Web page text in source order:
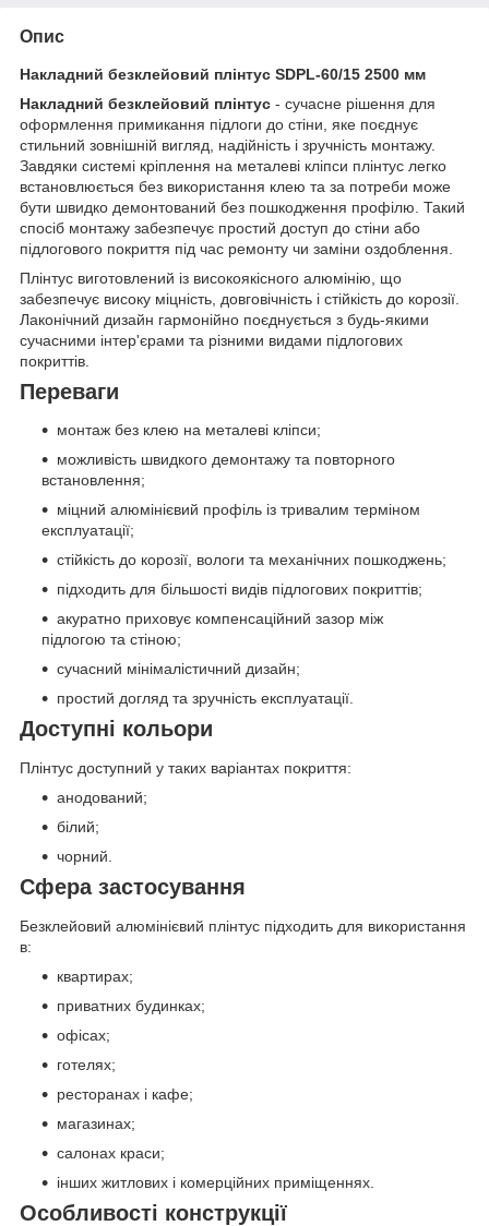
Опис
Накладний безклейовий плінтус SDPL-60/15 2500 мм
Накладний безклейовий плінтус - сучасне рішення для
оформлення примикання підлоги до стіни, яке поєднує
стильний зовнішній вигляд, надійність і зручність монтажу.
Завдяки системі кріплення на металеві кліпси плінтус легко
встановлюється без використання клею та за потреби може
бути швидко демонтований без пошкодження профілю. Такий
спосіб монтажу забезпечує простий доступ до стіни або
підлогового покриття під час ремонту чи заміни оздоблення.
Плінтус виготовлений із високоякісного алюмінію, що
забезпечує високу міцність, довговічність і стійкість до корозії.
Лаконічний дизайн гармонійно поєднується з будь-якими
сучасними інтер'єрами та різними видами підлогових
покриттів.
Переваги
монтаж без клею на металеві кліпси;
можливість швидкого демонтажу та повторного
встановлення;
міцний алюмінієвий профіль із тривалим терміном
експлуатації;
стійкість до корозії, вологи та механічних пошкоджень;
підходить для більшості видів підлогових покриттів;
акуратно приховує компенсаційний зазор між
підлогою та стіною;
сучасний мінімалістичний дизайн;
простий догляд та зручність експлуатації.
Доступні кольори
Плінтус доступний у таких варіантах покриття:
анодований;
білий;
чорний.
Сфера застосування
Безклейовий алюмінієвий плінтус підходить для використання
в:
квартирах;
приватних будинках;
офісах;
готелях;
ресторанах і кафе;
магазинах;
салонах краси;
інших житлових і комерційних приміщеннях.
Особливості конструкції